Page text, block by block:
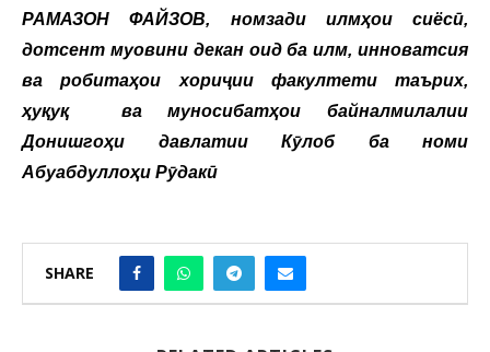
РАМАЗОН ФАЙЗОВ, номзади илмҳои сиёсӣ,
дотсент муовини декан оид ба илм, инноватсия
ва робитаҳои хориҷии факултети таърих,
ҳуқуқ ва муносибатҳои байналмилалии
Донишгоҳи давлатии Кӯлоб ба номи
Абуабдуллоҳи Рӯдакӣ
SHARE